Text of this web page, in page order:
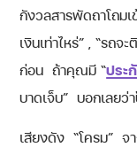
กังวลสารพัดถาโถมเ
เงินเท่าไหร่” , “รถ
ก่อน ถ้าคุณมี “ประ
บาดเจ็บ” บอกเลย
เสียงดัง “โครม” จ